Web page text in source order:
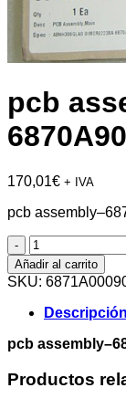
pcb
170,01€ + IVA
pcb
pcb
assembly-
-
cantidad
Añadir al carrito
SKU:
Descripción
pcb
Productos